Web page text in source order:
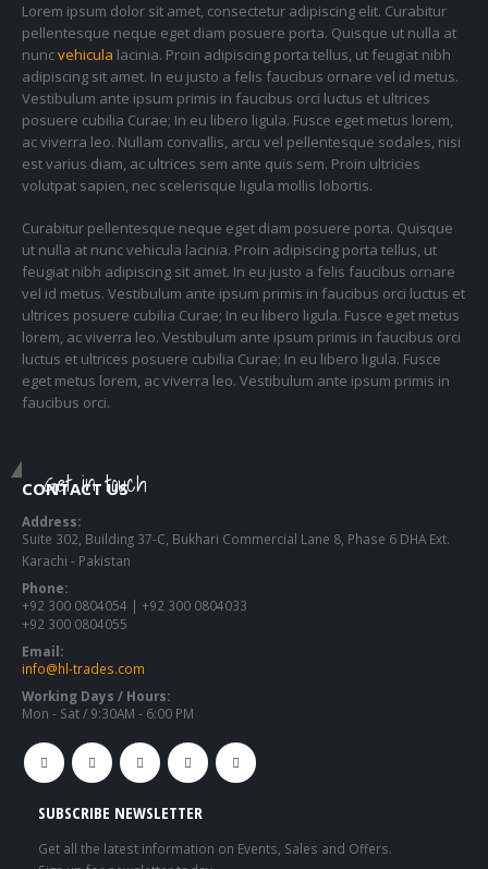
Lorem ipsum dolor sit amet, consectetur adipiscing elit. Curabitur
pellentesque neque eget diam posuere porta. Quisque ut nulla at
nuncvehicula lacinia. Proin adipiscing porta tellus, ut feugiat nibh
adipiscing sit amet. In eu justo a felis faucibus ornare vel id metus.
Vestibulum ante ipsum primis in faucibus orci luctus et ultrices
posuere cubilia Curae; In eu libero ligula. Fusce eget metus lorem,
ac viverra leo. Nullam convallis, arcu vel pellentesque sodales, nisi
est varius diam, ac ultrices sem ante quis sem. Proin ultricies
volutpat sapien, nec scelerisque ligula mollis lobortis.
Curabitur pellentesque neque eget diam posuere porta. Quisque
ut nulla at nunc vehicula lacinia. Proin adipiscing porta tellus, ut
feugiat nibh adipiscing sit amet. In eu justo a felis faucibus ornare
vel id metus. Vestibulum ante ipsum primis in faucibus orci luctus et
ultrices posuere cubilia Curae; In eu libero ligula. Fusce eget metus
lorem, ac viverra leo. Vestibulum ante ipsum primis in faucibus orci
luctus et ultrices posuere cubilia Curae; In eu libero ligula. Fusce
eget metus lorem, ac viverra leo. Vestibulum ante ipsum primis in
faucibus orci.
Get in touch
CONTACT US
Address:
Suite 302, Building 37-C, Bukhari Commercial Lane 8, Phase 6 DHA Ext.
Karachi - Pakistan
Phone:
+92 300 0804054 | +92 300 0804033
+92 300 0804055
Email:
info@hl-trades.com
Working Days / Hours:
Mon - Sat / 9:30AM - 6:00 PM
SUBSCRIBE NEWSLETTER
Get all the latest information on Events, Sales and Offers.